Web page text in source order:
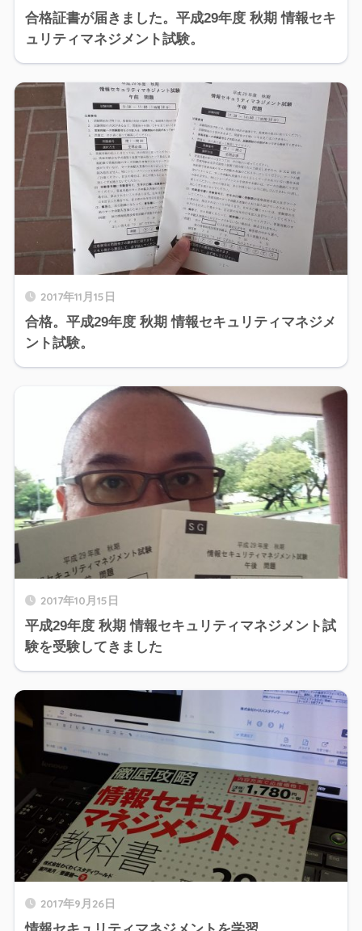
合格証書が届きました。平成29年度 秋期 情報セキ
ュリティマネジメント試験。
2017年11月15日
合格。平成29年度 秋期 情報セキュリティマネジメ
ント試験。
2017年10月15日
平成29年度 秋期 情報セキュリティマネジメント試
験を受験してきました
2017年9月26日